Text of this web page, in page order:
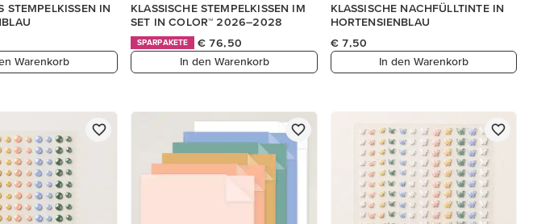
STEMPELKISSEN IN
Warenkorb
KLASSISCHE STEMPELKISSEN IM
SET IN COLOR™ 2026–2028
SPARPAKETE
€ 76,50
In den Warenkorb
KLASSISCHE NACHFÜLLTINTE IN
HORTENSIENBLAU
€ 7,50
In den Warenkorb